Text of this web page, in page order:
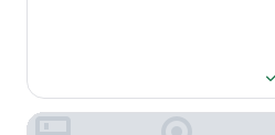
MONOPOLY HOTEL